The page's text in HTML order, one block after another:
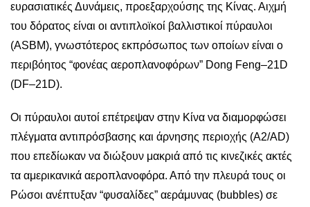
ευρασιατικές Δυνάμεις, προεξαρχούσης της Κίνας. Αιχμή
του δόρατος είναι οι αντιπλοϊκοί βαλλιστικοί πύραυλοι
(ASBM), γνωστότερος εκπρόσωπος των οποίων είναι ο
περιβόητος “φονέας αεροπλανοφόρων” Dong Feng–21D
(DF–21D).
Οι πύραυλοι αυτοί επέτρεψαν στην Κίνα να διαμορφώσει
πλέγματα αντιπρόσβασης και άρνησης περιοχής (A2/AD)
που επεδίωκαν να διώξουν μακριά από τις κινεζικές ακτές
τα αμερικανικά αεροπλανοφόρα. Από την πλευρά τους οι
Ρώσοι ανέπτυξαν “φυσαλίδες” αεράμυνας (bubbles) σε